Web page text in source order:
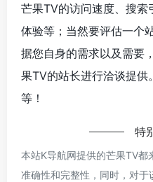
芒果TV的访问速度、搜索
体验等；当然要评估一个
据您自身的需求以及需要
果TV的站长进行洽谈提供
等！
特
本站K导航网提供的芒果TV都
准确性和完整性，同时，对